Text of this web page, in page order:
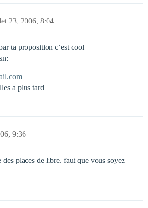
23, 2006, 8:04
ta proposition c’est cool
a plus tard
9:36
des places de libre. faut que vous soyez